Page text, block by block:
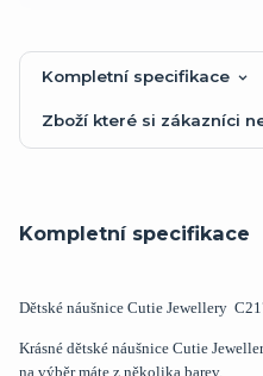
Kompletní specifikace
Zboží které si zákazníci
Kompletní specifikace
Dětské náušnice Cutie Jewellery
Krásné dětské náušnice Cutie
na výběr máte z několika barev.